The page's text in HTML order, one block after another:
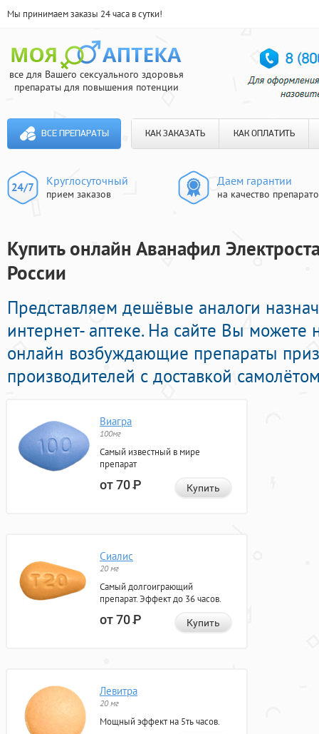
Мы принимаем заказы 24 часа в сутки!
все для Вашего сексуального здоровья
препараты для повышения потенции
ВСЕ ПРЕПАРАТЫ КАК ЗАКАЗАТЬ КАК ОПЛАТИТЬ
Круглосуточный
прием заказов
Даем гарантии
на качество
Купить онлайн Аванафил
России
Представляем дешёвые аналоги
интернет- аптеке. На сайте Вы можете
онлайн возбуждающие препараты
производителей с доставкой
Виагра
100мг
Самый известный в мире
препарат
от 70Р Купить
Сиалис
20 мг
Самый долгоиграющий
препарат. Эффект до 36 часов.
от 70Р Купить
Левитра
20 мг
Мощный эффект на 5ть часов.